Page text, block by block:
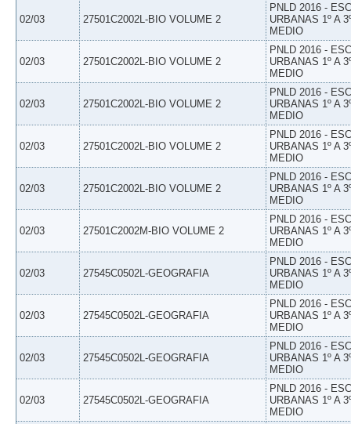
02/03 27501C2002L-BIO VOLUME 2
PNLD 2016 -
URBANAS 1º A
MEDIO
02/03 27501C2002L-BIO VOLUME 2
PNLD 2016 -
URBANAS 1º A
MEDIO
02/03 27501C2002L-BIO VOLUME 2
PNLD 2016 -
URBANAS 1º A
MEDIO
02/03 27501C2002L-BIO VOLUME 2
PNLD 2016 -
URBANAS 1º A
MEDIO
02/03 27501C2002L-BIO VOLUME 2
PNLD 2016 -
URBANAS 1º A
MEDIO
02/03 27501C2002M-BIO VOLUME 2
PNLD 2016 -
URBANAS 1º A
MEDIO
02/03 27545C0502L-GEOGRAFIA
PNLD 2016 -
URBANAS 1º A
MEDIO
02/03 27545C0502L-GEOGRAFIA
PNLD 2016 -
URBANAS 1º A
MEDIO
02/03 27545C0502L-GEOGRAFIA
PNLD 2016 -
URBANAS 1º A
MEDIO
02/03 27545C0502L-GEOGRAFIA
PNLD 2016 -
URBANAS 1º A
MEDIO